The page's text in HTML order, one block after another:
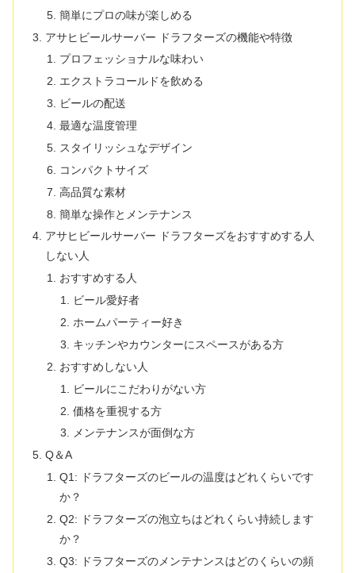
簡単にプロの味が楽しめる
アサヒビールサーバー ドラフターズの機能や特徴
プロフェッショナルな味わい
エクストラコールドを飲める
ビールの配送
最適な温度管理
スタイリッシュなデザイン
コンパクトサイズ
高品質な素材
簡単な操作とメンテナンス
アサヒビールサーバー ドラフターズをおすすめする人
しない人
おすすめする人
ビール愛好者
ホームパーティー好き
キッチンやカウンターにスペースがある方
おすすめしない人
ビールにこだわりがない方
価格を重視する方
メンテナンスが面倒な方
Q＆A
Q1: ドラフターズのビールの温度はどれくらいです
か？
Q2: ドラフターズの泡立ちはどれくらい持続します
か？
Q3: ドラフターズのメンテナンスはどのくらいの頻